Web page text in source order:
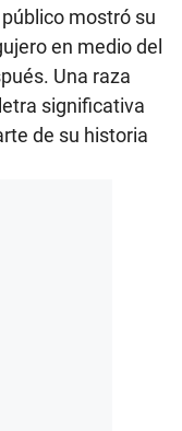
público mostró su
en medio del
Una raza
significativa
de su historia